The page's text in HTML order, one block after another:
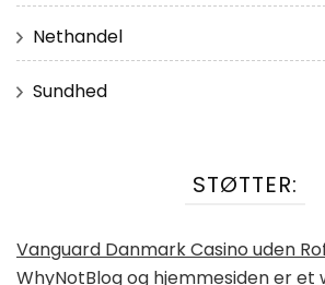
Nethandel
Sundhed
STØTTER:
Vanguard Danmark Casino uden
WhyNotBlog og hjemmesiden er et